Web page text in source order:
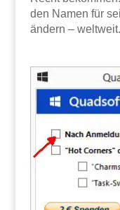
den Namen für
ändern – weltweit.